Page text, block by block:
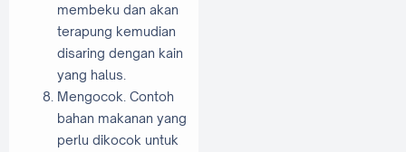
membeku dan akan
terapung kemudian
disaring dengan kain
yang halus.
Mengocok. Contoh
bahan makanan yang
perlu dikocok untuk